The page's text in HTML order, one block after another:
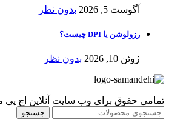
آگوست 5, 2026 بدون نظر
رزولوشن یا DPI چیست؟
ژوئن 10, 2026 بدون نظر
تمامی حقوق برای وب سایت آنلاین اچ پی
جستجو